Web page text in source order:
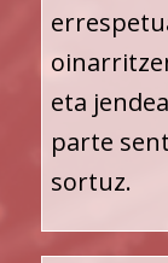
eta
parte
sortuz.